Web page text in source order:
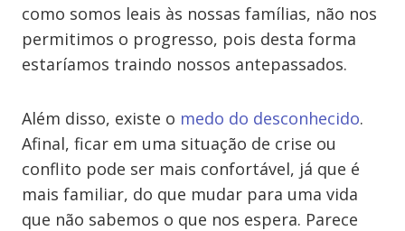
como somos leais às nossas famílias, não nos
permitimos o progresso, pois desta forma
estaríamos traindo nossos antepassados.
Além disso, existe o medo do desconhecido.
Afinal, ficar em uma situação de crise ou
conflito pode ser mais confortável, já que é
mais familiar, do que mudar para uma vida
que não sabemos o que nos espera. Parece